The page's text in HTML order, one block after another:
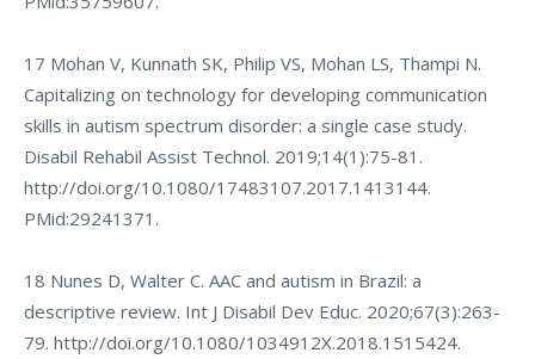
17 Mohan V, Kunnath SK, Philip VS, Mohan LS, Thampi N.
Capitalizing on technology for developing communication
skills in autism spectrum disorder: a single case study.
Disabil Rehabil Assist Technol. 2019;14(1):75-81.
http://doi.org/10.1080/17483107.2017.1413144.
PMid:29241371.
18 Nunes D, Walter C. AAC and autism in Brazil: a
descriptive review. Int J Disabil Dev Educ. 2020;67(3):263-
79. http://doi.org/10.1080/1034912X.2018.1515424.